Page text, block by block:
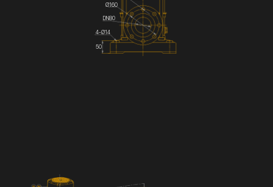
DN80
Ø160
4-Ø14
50